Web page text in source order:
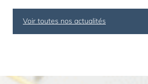
Voir toutes nos actualités